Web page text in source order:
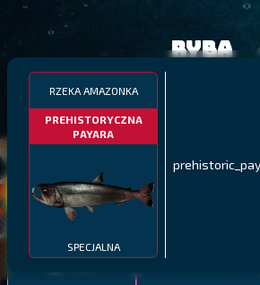
RZEKA AMAZONKA
PREHISTORYCZNA
PAYARA
SPECJALNA
Ryba
PYSZCZAK ZACHODNI
PÓŁNOCNE FIORDY